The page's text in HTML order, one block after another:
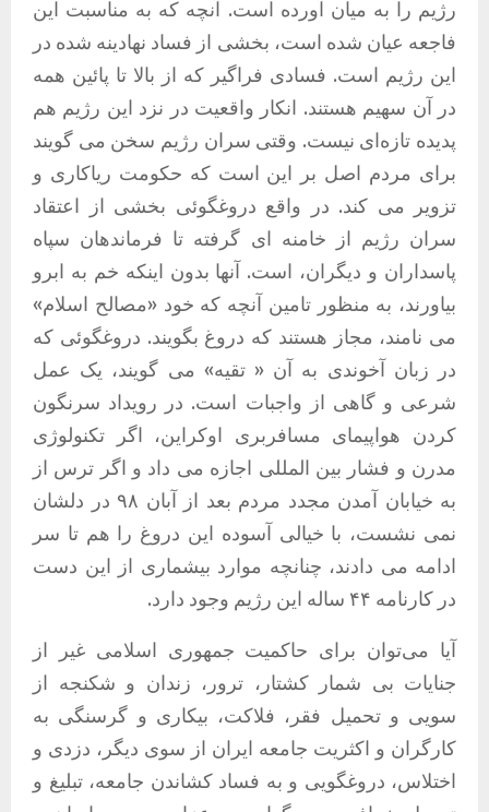
رژیم را به میان آورده است. آنچه که به مناسبت این
فاجعه عیان شده است، بخشی از فساد نهادینه شده در
این رژیم است. فسادی فراگیر که از بالا تا پائین همه
در آن سهیم هستند. انکار واقعیت در نزد این رژیم هم
پدیده تازه‌ای نیست. وقتی سران رژیم سخن می گویند
برای مردم اصل بر این است که حکومت ریاکاری و
تزویر می کند. در واقع دروغگوئی بخشی از اعتقاد
سران رژیم از خامنه ای گرفته تا فرماندهان سپاه
پاسداران و دیگران، است. آنها بدون اینکه خم به ابرو
بیاورند، به منظور تامین آنچه که خود «مصالح اسلام»
می نامند، مجاز هستند که دروغ بگویند. دروغگوئی که
در زبان آخوندی به آن « تقیه» می گویند، یک عمل
شرعی و گاهی از واجبات است. در رویداد سرنگون
کردن هواپیمای مسافربری اوکراین، اگر تکنولوژی
مدرن و فشار بین المللی اجازه می داد و اگر ترس از
به خیابان آمدن مجدد مردم بعد از آبان ۹۸ در دلشان
نمی نشست، با خیالی آسوده این دروغ را هم تا سر
ادامه می دادند، چنانچه موارد بیشماری از این دست
در کارنامه ۴۴ ساله این رژیم وجود دارد.
آیا می‌توان برای حاکمیت جمهوری اسلامی غیر از
جنایات بی شمار کشتار، ترور، زندان و شکنجه از
سویی و تحمیل فقر، فلاکت، بیکاری و گرسنگی به
کارگران و اکثریت جامعه ایران از سوی دیگر، دزدی و
اختلاس، دروغگویی و به فساد کشاندن جامعه، تبلیغ و